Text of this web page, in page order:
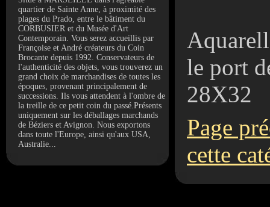
quartier de Sainte Anne, à proximité des
plages du Prado, entre le bâtiment du
CORBUSIER et du Musée d'Art
Contemporain. Vous serez accueillis par
Françoise et André créateurs du Coin
Brocante depuis 1992. Conservateurs de
l'authenticité des objets, vous trouverez un
grand choix de marchandises de toutes les
époques, provenant principalement de
successions. Ils vous attendent à l'ombre de
la treille de ce petit coin du passé.Présents
uniquement sur les déballages marchands
de Béziers et Avignon. Nous exportons
dans toute l'Europe, ainsi qu'aux USA,
Australie...
le port
28X32
Page
cette